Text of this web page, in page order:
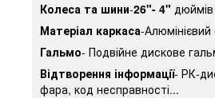
Колеса та шини-26"- 4"
Матеріал каркаса-Алюмінієвий
Гальмо- Подвійне дискове
Відтворення інформації- РК-
фара, код несправності...